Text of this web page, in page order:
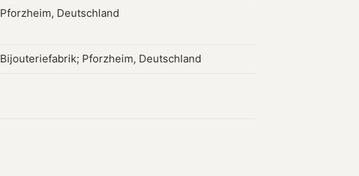
Pforzheim, Deutschland
Bijouteriefabrik; Pforzheim, Deutschland